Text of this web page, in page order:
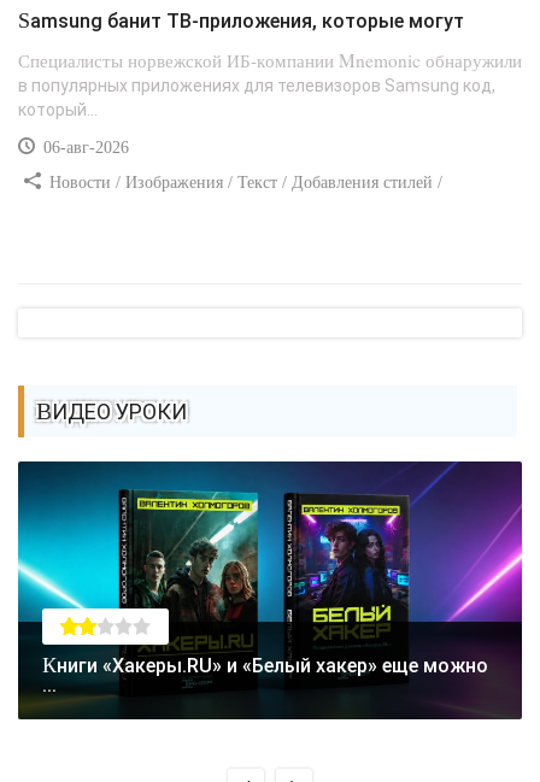
Samsung банит ТВ-приложения, которые могут
Специалисты норвежской ИБ-компании Mnemonic обнаружили
в популярных приложениях для телевизоров Samsung код,
который...
06-авг-2026
Новости / Изображения / Текст / Добавления стилей /
ВИДЕО УРОКИ
Книги «Хакеры.RU» и «Белый хакер» еще можно
...